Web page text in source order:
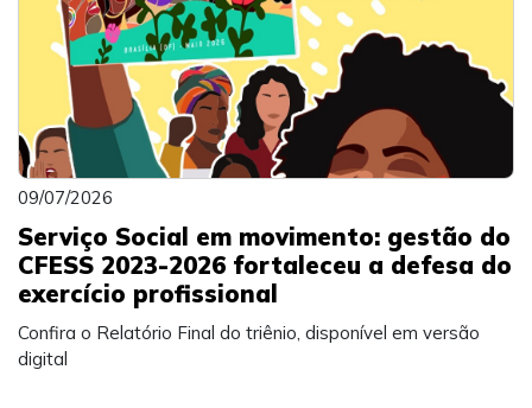
09/07/2026
Serviço Social em movimento: gestão do
CFESS 2023-2026 fortaleceu a defesa do
exercício profissional
Confira o Relatório Final do triênio, disponível em versão
digital